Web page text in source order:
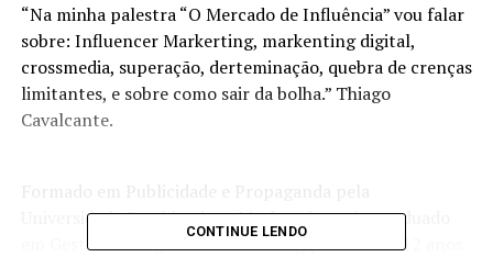
“Na minha palestra “O Mercado de Influência” vou falar
sobre: Influencer Markerting, markenting digital,
crossmedia, superação, derteminação, quebra de crenças
limitantes, e sobre como sair da bolha.” Thiago
Cavalcante.
Universidade Presbiteriana Mackenzie e pós-graduado
em Gestão de Negócios e marketing pela ESPM. 12 anos
CONTINUE LENDO